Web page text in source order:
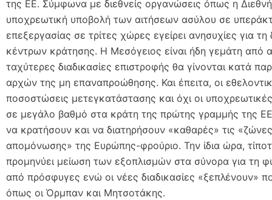
της ΕΕ. Σύμφωνα με διεθνείς οργανώσεις όπως η
υποχρεωτική υποβολή των αιτήσεων ασύλου σε
επεξεργασίας σε τρίτες χώρες εγείρει ανησυχίες για τη
κέντρων κράτησης. Η Μεσόγειος είναι ήδη γεμάτη από
ταχύτερες διαδικασίες επιστροφής θα γίνονται κατά
αρχών της μη επαναπροώθησης. Και έπειτα, οι
ποσοστώσεις μετεγκατάστασης και όχι οι
σε μεγάλο βαθμό στα κράτη της πρώτης γραμμής της
να κρατήσουν και να διατηρήσουν «καθαρές» τις «ζώνες
απομόνωσης» της Ευρώπης-φρούριο. Την ίδια ώρα,
προμηνύει μείωση των εξοπλισμών στα σύνορα για τη
από πρόσφυγες ενώ οι νέες διαδικασίες «ξεπλένουν»
όπως οι Όρμπαν και Μητσοτάκης.